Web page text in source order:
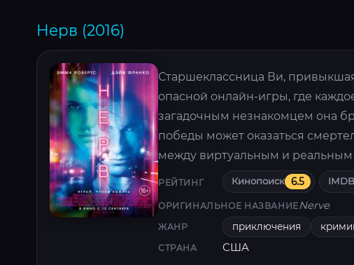
Нерв (2016)
Старшеклассница Ви,
опасной онлайн-игры, где
загадочным незнакомцем она
победы может оказаться
между виртуальным и реальным
РЕЙТИНГ Кинопоиск 6.5 IMDB
ОРИГИНАЛЬНОЕ НАЗВАНИЕNerve
ЖАНР приключения
СТРАНА США